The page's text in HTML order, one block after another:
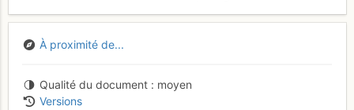
À proximité de...
Qualité du document
moyen
Versions